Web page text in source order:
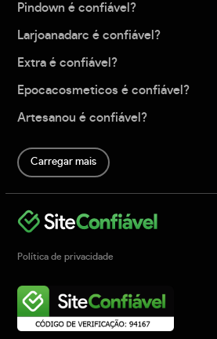
Pindown é confiável?
Larjoanadarc é confiável?
Extra é confiável?
Epocacosmeticos é confiável?
Artesanou é confiável?
Carregar mais
Política de privacidade